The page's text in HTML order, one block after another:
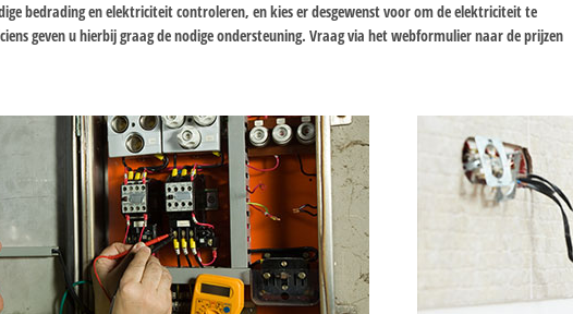
bedrading en elektriciteit controleren, en kies er desgewenst voor om de elektriciteit te
geven u hierbij graag de nodige ondersteuning. Vraag via het webformulier naar de prijzen